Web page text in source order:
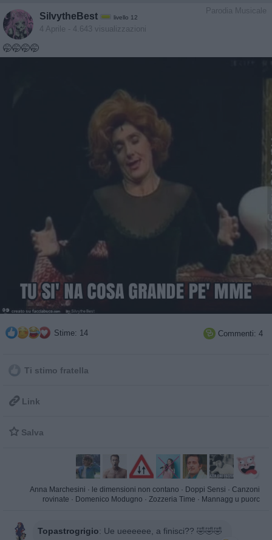
Parodia Musicale
SilvytheBest livello 12
4 Aprile - 4.643 visualizzazioni
🤭🤭🤭🤭
Stime: 14  Commenti: 4
Ti stimo fratella
 Link
 Salva
Anna Marchesini · le dimensioni non contano · Doppi Sensi · Canzoni
rovinate · Domenico Modugno · Zozzeria Time · Mannagg u puorc
Topastrogrigio: Ue ueeeeee, a finisci?? 🤣🤣🤣